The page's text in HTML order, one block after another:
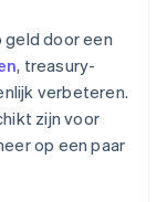
geld door een
, treasury-
verbeteren.
zijn voor
op een paar